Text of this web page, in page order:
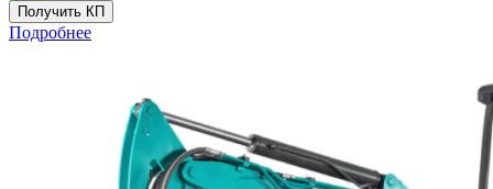
Получить КП
Подробнее